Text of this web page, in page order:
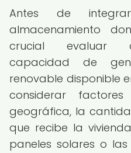
Antes de
almacenamiento
crucial evaluar
capacidad de
renovable disponible
considerar
geográfica, la
que recibe la
paneles solares o